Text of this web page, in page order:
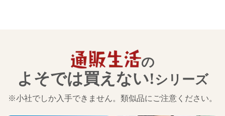
の
よそでは買えない!シリーズ
※小社でしか入手できません。類似品にご注意ください。